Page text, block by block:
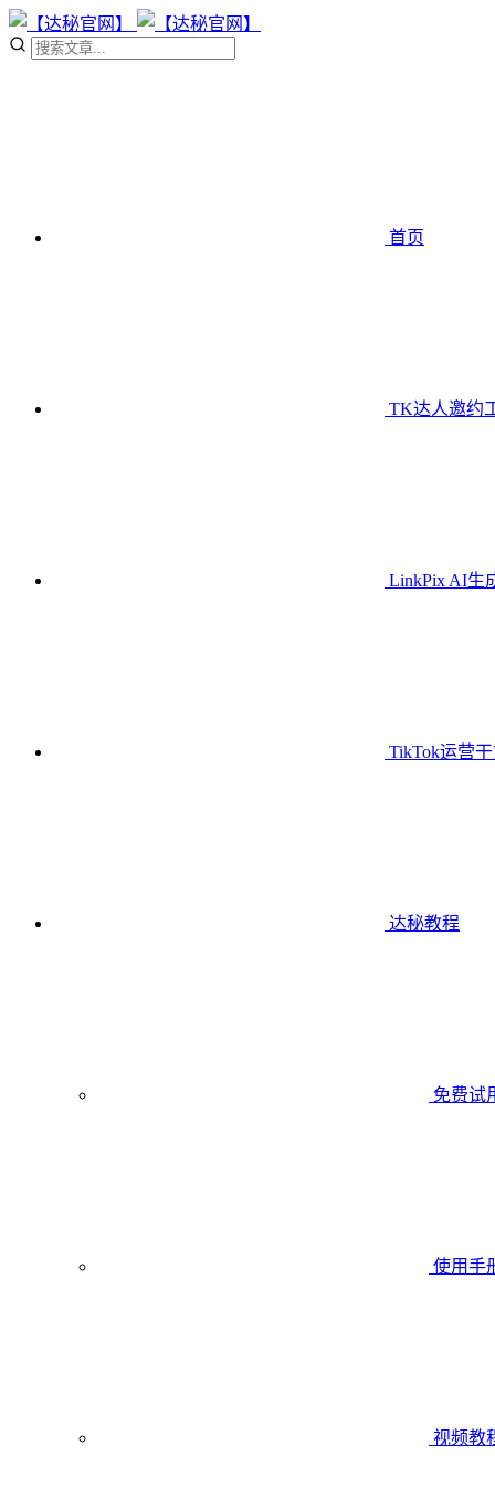
首页
TK达人邀约
LinkPix AI生
TikTok运营
达秘教程
免费试
使用手
视频教